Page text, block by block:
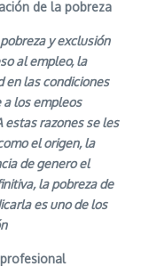
de la pobreza
y exclusión
al empleo, la
en las condiciones
los empleos
estas razones se les
el origen, la
de genero el
la pobreza de
es uno de los